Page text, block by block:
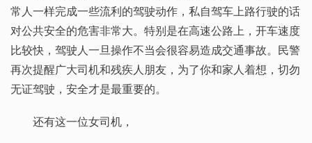
常人一样完成一些流利的驾驶动作，私自驾车上路行驶的话
对公共安全的危害非常大。特别是在高速公路上，开车速度
比较快，驾驶人一旦操作不当会很容易造成交通事故。民警
再次提醒广大司机和残疾人朋友，为了你和家人着想，切勿
无证驾驶，安全才是最重要的。
还有这一位女司机，